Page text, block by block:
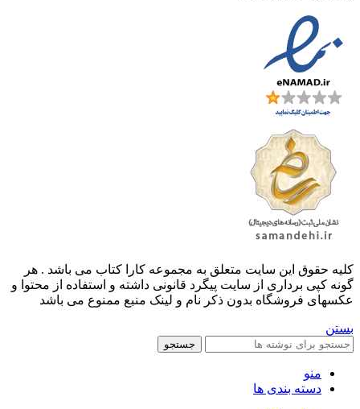
کليه حقوق اين سايت متعلق به مجموعه کارا کتاب می باشد . هر
گونه کپی برداری از سایت پیگرد قانونی داشته و استفاده از محتوا و
عکسهای فروشگاه بدون ذکر نام و لینک منبع ممنوع می باشد
بستن
جستجو
منو
دسته بندی ها